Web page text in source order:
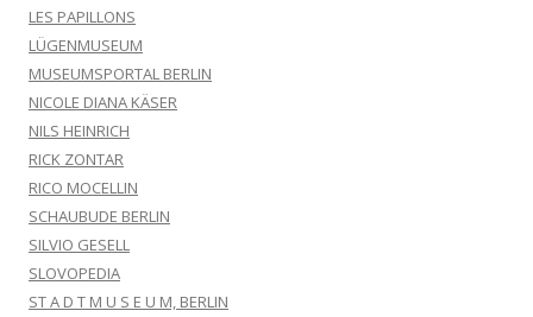
LES PAPILLONS
LÜGENMUSEUM
MUSEUMSPORTAL BERLIN
NICOLE DIANA KÄSER
NILS HEINRICH
RICK ZONTAR
RICO MOCELLIN
SCHAUBUDE BERLIN
SILVIO GESELL
SLOVOPEDIA
ST A D T M U S E U M, BERLIN